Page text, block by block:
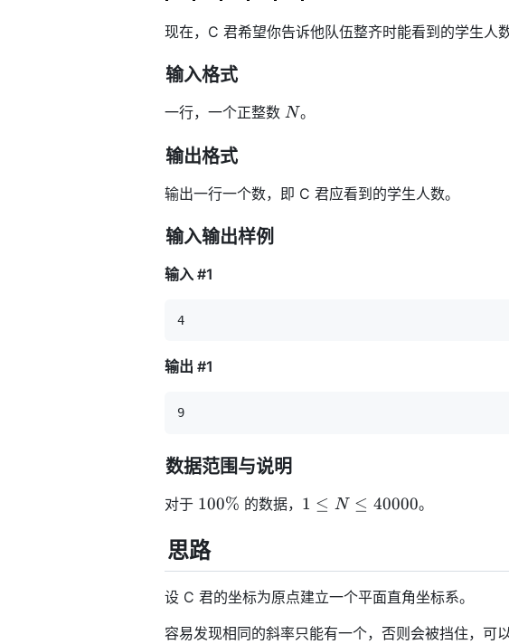
常
渲
染。
现在，C 君希望你告诉他队伍整齐时能看到的学生人数
输入格式
一行，一个正整数 N
N。
输出格式
输出一行一个数，即 C 君应看到的学生人数。
输入输出样例
输入 #1
4
输出 #1
9
数据范围与说明
对于 100\%
100% 的数据， 1 \le
1 ≤ N ≤ 40000。
思路
设 C 君的坐标为原点建立一个平面直角坐标系。
容易发现相同的斜率只能有一个，否则会被挡住，可